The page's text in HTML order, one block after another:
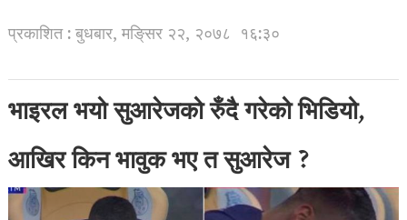
प्रकाशित : बुधबार, मङि्सर २२, २०७८ १६:३०
भाइरल भयो सुआरेजको रुँदै गरेको भिडियो,
आखिर किन भावुक भए त सुआरेज ?